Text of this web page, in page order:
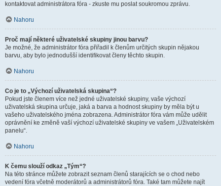
kontaktovat administrátora fóra - zkuste mu poslat soukromou zprávu.
Nahoru
Proč mají některé uživatelské skupiny jinou barvu?
Je možné, že administrátor fóra přiřadil k členům určitých skupin nějakou
barvu, aby bylo jednodušší identifikovat členy těchto skupin.
Nahoru
Co je to „Výchozí uživatelská skupina“?
Pokud jste členem více než jedné uživatelské skupiny, vaše výchozí
uživatelská skupina určuje, jaká a barva a hodnost skupiny by měla být u
vašeho uživatelského jména zobrazena. Administrátor fóra vám může udělit
oprávnění ke změně vaší výchozí uživatelské skupiny ve vašem „Uživatelském
panelu“.
Nahoru
K čemu slouží odkaz „Tým“?
Na této stránce můžete zobrazit seznam členů starajících se o chod nebo
vedení fóra včetně moderátorů a administrátorů fóra. Také tam můžete najít